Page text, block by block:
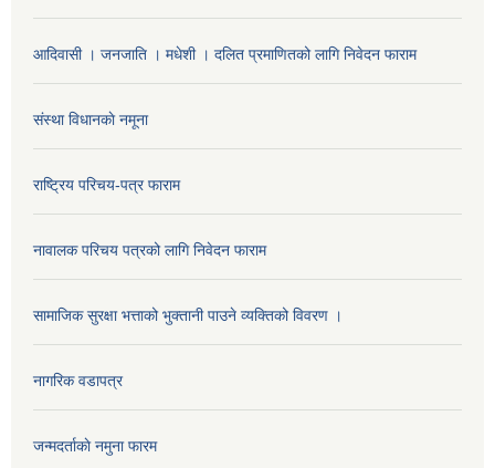
आदिवासी । जनजाति । मधेशी । दलित प्रमाणितको लागि निवेदन फाराम
संस्था विधानकाे नमूना
राष्ट्रिय परिचय-पत्र फाराम
नावालक परिचय पत्रको लागि निवेदन फाराम
सामाजिक सुरक्षा भत्ताको भुक्तानी पाउने व्यक्तिको विवरण ।
नागरिक वडापत्र
जन्मदर्ताकाे नमुना फारम